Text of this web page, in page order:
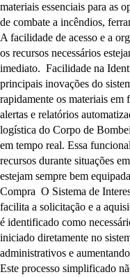
materiais essenciais para as
de combate a incêndios,
A facilidade de acesso e a
os recursos necessários
imediato. Facilidade na
principais inovações do
rapidamente os materiais
alertas e relatórios
logística do Corpo de
em tempo real. Essa
recursos durante situações
estejam sempre bem
Compra O Sistema de
facilita a solicitação e a
é identificado como
iniciado diretamente no
administrativos e
Este processo simplificado